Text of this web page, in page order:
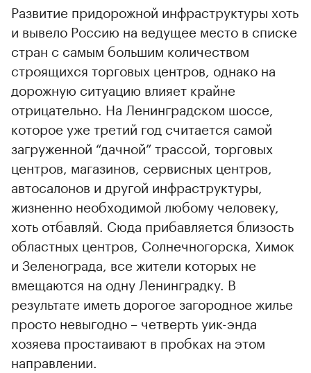
Развитие придорожной инфраструктуры хоть
и вывело Россию на ведущее место в списке
стран с самым большим количеством
строящихся торговых центров, однако на
дорожную ситуацию влияет крайне
отрицательно. На Ленинградском шоссе,
которое уже третий год считается самой
загруженной “дачной” трассой, торговых
центров, магазинов, сервисных центров,
автосалонов и другой инфраструктуры,
жизненно необходимой любому человеку,
хоть отбавляй. Сюда прибавляется близость
областных центров, Солнечногорска, Химок
и Зеленограда, все жители которых не
вмещаются на одну Ленинградку. В
результате иметь дорогое загородное жилье
просто невыгодно – четверть уик-энда
хозяева простаивают в пробках на этом
направлении.